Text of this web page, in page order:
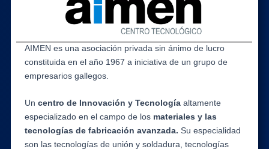
AIMEN es una asociación privada sin ánimo de lucro
constituida en el año 1967 a iniciativa de un grupo de
empresarios gallegos.
Un centro de Innovación y Tecnología altamente
especializado en el campo de los materiales y las
tecnologías de fabricación avanzada. Su especialidad
son las tecnologías de unión y soldadura, tecnologías